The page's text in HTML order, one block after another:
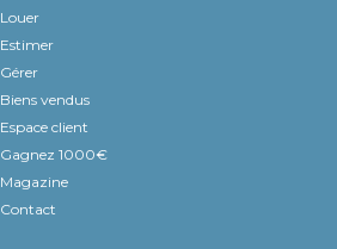
Louer
Estimer
Gérer
Biens vendus
Espace client
Gagnez 1000€
Magazine
Contact